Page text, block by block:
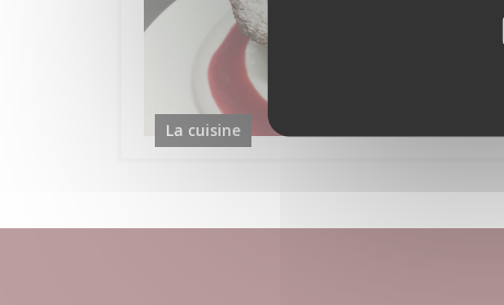
La cuisine